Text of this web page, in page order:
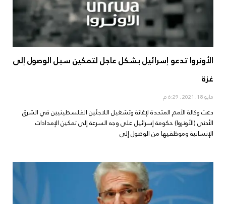
الأونروا تدعو إسرائيل بشكل عاجل لتمكين سبل الوصول إلى
غزة
مايو 18, 2021
دعت وكالة الأمم المتحدة لإغاثة وتشغيل اللاجئين الفلسطينيين في الشرق
الأدنى (الأونروا) حكومة إسرائيل على وجه السرعة إلى تمكين الإمدادات
الإنسانية وموظفيها من الوصول إلى